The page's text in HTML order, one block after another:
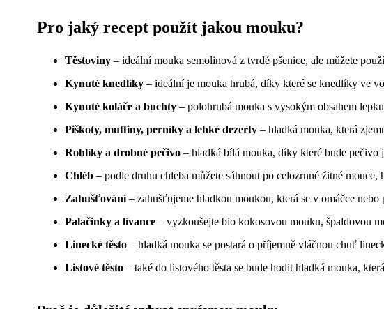
Pro jaký recept použít jakou mouku?
Těstoviny – ideální mouka semolinová z tvrdé pšenice, ale můžete
Kynuté knedlíky – ideální je mouka hrubá, díky které se knedlíky ve
Kynuté koláče a buchty – polohrubá mouka s vysokým obsahem
Piškoty, muffiny, perníky a lehké dezerty – hladká mouka, která
Rohlíky a drobné pečivo – hladká bílá mouka, díky které bude pečivo
Chléb – podle druhu chleba můžete sáhnout po celozrnné žitné mouce,
Zahušťování– zahušťujeme hladkou moukou, která se v omáčce nebo
Palačinky a lívance – vyzkoušejte bio kokosovou mouku, špaldovou
Linecké těsto – hladká mouka se postará o příjemně vláčnou chuť
Listové těsto – také do listového těsta se bude hodit hladká mouka,